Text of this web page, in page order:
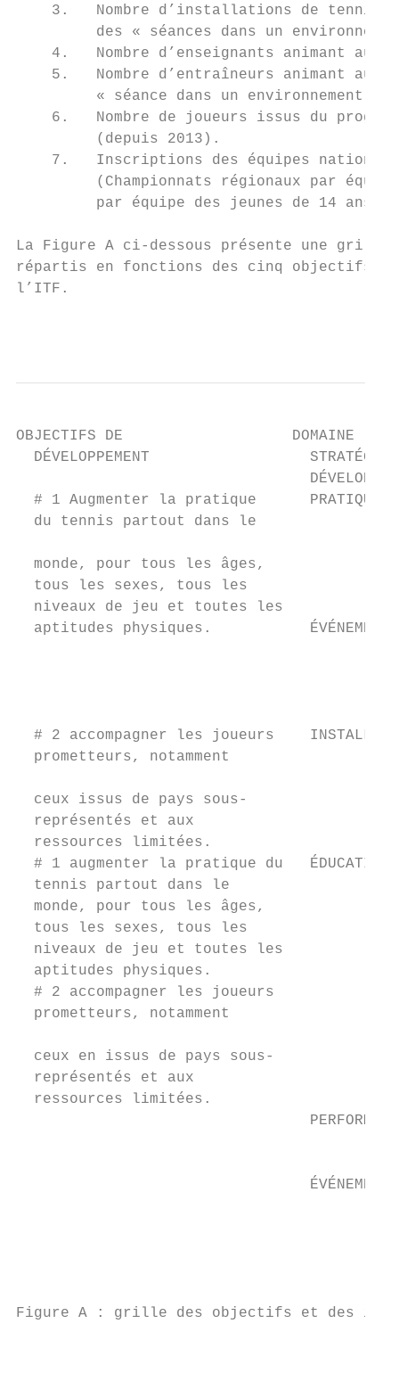
3.   Nombre d’installations de tennis
des « séances dans un
4.   Nombre d’enseignants animant au
5.   Nombre d’entraîneurs animant au
« séance dans un environnement de
6.   Nombre de joueurs issus du
         (depuis 2013).
7.   Inscriptions des équipes
(Championnats régionaux par
par équipe des jeunes de 14 ans
La Figure A ci-dessous présente une
répartis en fonctions des cinq objectifs du
l’ITF.
OBJECTIFS DE                   DOMAINE
DÉVELOPPEMENT
# 1 Augmenter la pratique      PRATIQUE
du tennis partout dans le
monde, pour tous les âges,
tous les sexes, tous les
niveaux de jeu et toutes les
aptitudes physiques.
# 2 accompagner les joueurs
prometteurs, notamment
ceux issus de pays sous-
représentés et aux
ressources limitées.
# 1 augmenter la pratique du
tennis partout dans le
monde, pour tous les âges,
tous les sexes, tous les
  niveaux de jeu et toutes les
  aptitudes physiques.
# 2 accompagner les joueurs
  prometteurs, notamment
  ceux en issus de pays sous-
représentés et aux
ressources limitées.
Figure A : grille des objectifs et des